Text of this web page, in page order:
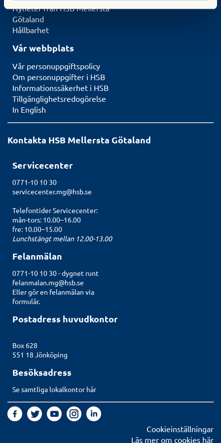
Nyheter från HSB Mellersta
Götaland
Hållbarhet
Vår webbplats
Vår personuppgiftspolicy
Om personuppgifter i HSB
Informationssäkerhet i HSB
Tillgänglighetsredogörelse
In English
Kontakta HSB Mellersta Götaland
Servicecenter
0771-10 10 30
servicecenter.mg@hsb.se
Telefontider Servicecenter:
mån-tors: 10.00–16.00
fre: 10.00–15.00
Lunchstängt mellan 12.00-13.00
Felanmälan
0771-10 10 30 - dygnet runt
felanmalan.mg@hsb.se
Eller gör en felanmälan via
formulär.
Postadress huvudkontor
Box 628
551 18 Jönköping
Besöksadress
Se samtliga lokalkontor här
Cookieinställningar
Läs mer om cookies här